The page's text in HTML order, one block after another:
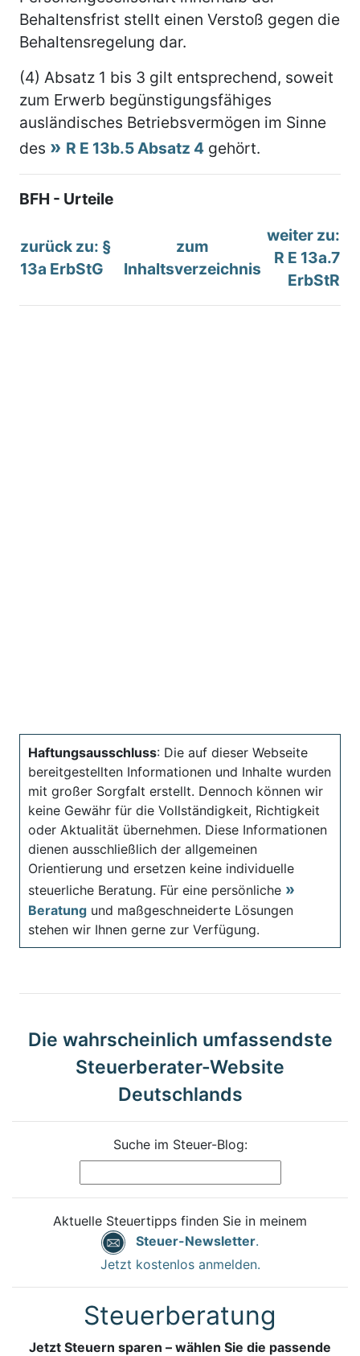
Behaltensfrist stellt einen Verstoß gegen die
Behaltensregelung dar.
(4) Absatz 1 bis 3 gilt entsprechend, soweit
zum Erwerb begünstigungsfähiges
ausländisches Betriebsvermögen im Sinne
des
R E 13b.5 Absatz 4 gehört.
BFH - Urteile
zurück zu: §
13a ErbStG
zum
Inhaltsverzeichnis
weiter zu:
R E 13a.7
ErbStR
Haftungsausschluss: Die auf dieser Webseite
bereitgestellten Informationen und Inhalte wurden
mit großer Sorgfalt erstellt. Dennoch können wir
keine Gewähr für die Vollständigkeit, Richtigkeit
oder Aktualität übernehmen. Diese Informationen
dienen ausschließlich der allgemeinen
Orientierung und ersetzen keine individuelle
steuerliche Beratung. Für eine persönliche
Beratung und maßgeschneiderte Lösungen
stehen wir Ihnen gerne zur Verfügung.
Die wahrscheinlich umfassendste
Steuerberater-Website
Deutschlands
Suche im Steuer-Blog:
Aktuelle Steuertipps finden Sie in meinem
Steuer-Newsletter.
Jetzt kostenlos anmelden.
Steuerberatung
Jetzt Steuern sparen – wählen Sie die passende